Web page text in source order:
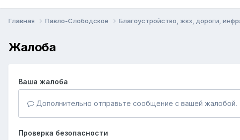
Главная Павло-Слободское Благоустройство, жкх, дороги,
Жалоба
Ваша жалоба
Дополнительно отправьте сообщение с вашей жалобой.
Проверка безопасности